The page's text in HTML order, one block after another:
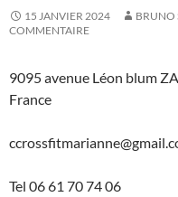
15 JANVIER 2024 BRUNO
COMMENTAIRE
9095 avenue Léon blum
France
Tel 06 61 70 74 06